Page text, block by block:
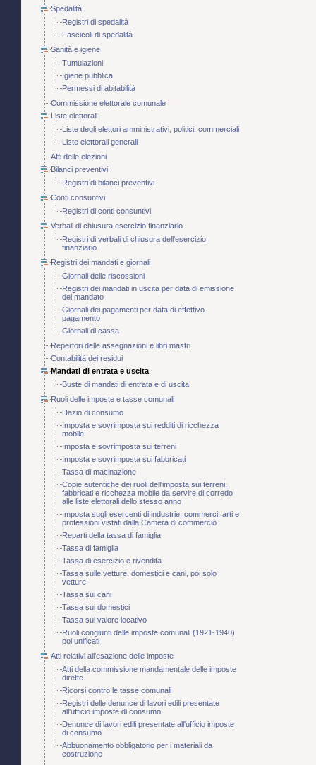
Spedalità
Registri di spedalità
Fascicoli di spedalità
Sanità e igiene
Tumulazioni
Igiene pubblica
Permessi di abitabilità
Commissione elettorale comunale
Liste elettorali
Liste degli elettori amministrativi, politici, commerciali
Liste elettorali generali
Atti delle elezioni
Bilanci preventivi
Registri di bilanci preventivi
Conti consuntivi
Registri di conti consuntivi
Verbali di chiusura esercizio finanziario
Registri di verbali di chiusura dell'esercizio
finanziario
Registri dei mandati e giornali
Giornali delle riscossioni
Registri dei mandati in uscita per data di emissione
del mandato
Giornali dei pagamenti per data di effettivo
pagamento
Giornali di cassa
Repertori delle assegnazioni e libri mastri
Contabilità dei residui
Mandati di entrata e uscita
Buste di mandati di entrata e di uscita
Ruoli delle imposte e tasse comunali
Dazio di consumo
Imposta e sovrimposta sui redditi di ricchezza
mobile
Imposta e sovrimposta sui terreni
Imposta e sovrimposta sui fabbricati
Tassa di macinazione
Copie autentiche dei ruoli dell'imposta sui terreni,
fabbricati e ricchezza mobile da servire di corredo
alle liste elettorali dello stesso anno
Imposta sugli esercenti di industrie, commerci, arti e
professioni vistati dalla Camera di commercio
Reparti della tassa di famiglia
Tassa di famiglia
Tassa di esercizio e rivendita
Tassa sulle vetture, domestici e cani, poi solo
vetture
Tassa sui cani
Tassa sui domestici
Tassa sul valore locativo
Ruoli congiunti delle imposte comunali (1921-1940)
poi unificati
Atti relativi all'esazione delle imposte
Atti della commissione mandamentale delle imposte
dirette
Ricorsi contro le tasse comunali
Registri delle denunce di lavori edili presentate
all'ufficio imposte di consumo
Denunce di lavori edili presentate all'ufficio imposte
di consumo
Abbuonamento obbligatorio per i materiali da
costruzione